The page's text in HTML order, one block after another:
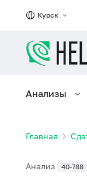
Курск
Анализы
Главная
Анализ 40-788